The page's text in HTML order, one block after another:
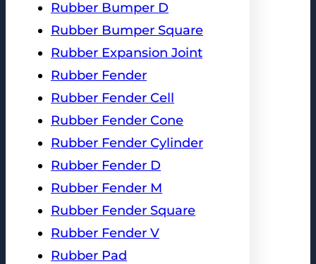
Rubber Bumper D
Rubber Bumper Square
Rubber Expansion Joint
Rubber Fender
Rubber Fender Cell
Rubber Fender Cone
Rubber Fender Cylinder
Rubber Fender D
Rubber Fender M
Rubber Fender Square
Rubber Fender V
Rubber Pad